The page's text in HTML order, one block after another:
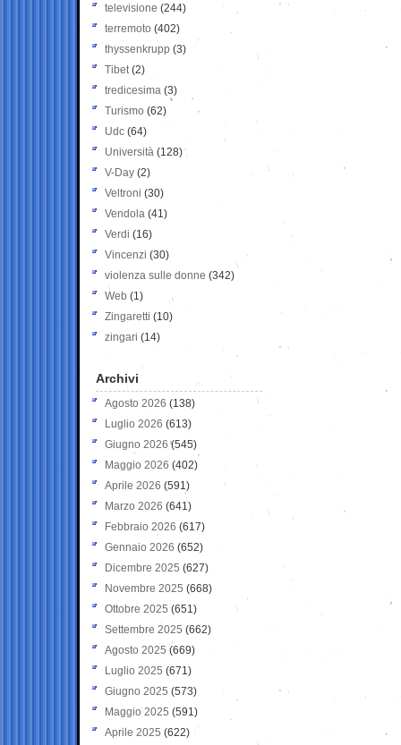
televisione(244)
terremoto (402)
thyssenkrupp (3)
Tibet(2)
tredicesima (3)
Turismo (62)
Udc (64)
Università (128)
V-Day (2)
Veltroni (30)
Vendola (41)
Verdi (16)
Vincenzi (30)
violenza sulle donne (342)
Web (1)
Zingaretti (10)
zingari (14)
Archivi
Agosto 2026 (138)
Luglio 2026 (613)
Giugno 2026 (545)
Maggio 2026 (402)
Aprile 2026 (591)
Marzo 2026 (641)
Febbraio 2026 (617)
Gennaio 2026 (652)
Dicembre 2025 (627)
Novembre 2025 (668)
Ottobre 2025 (651)
Settembre 2025 (662)
Agosto 2025 (669)
Luglio 2025 (671)
Giugno 2025 (573)
Maggio 2025 (591)
Aprile 2025 (622)